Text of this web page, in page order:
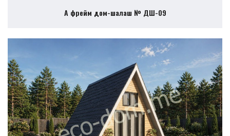
А фрейм дом-шалаш № ДШ-09